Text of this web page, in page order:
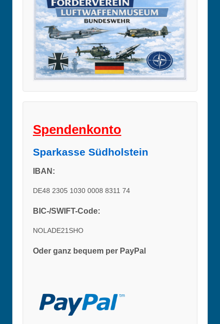
Spendenkonto
Sparkasse Südholstein
IBAN:
DE48 2305 1030 0008 8311 74
BIC-/SWIFT-Code:
NOLADE21SHO
Oder ganz bequem per PayPal